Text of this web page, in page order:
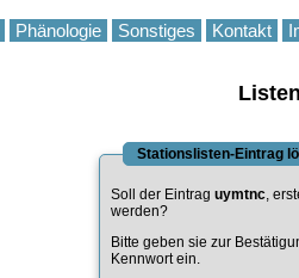
Phänologie Sonstiges Kontakt
Stationslisten-Eintrag
Soll der Eintrag uymtnc,
werden?
Bitte geben sie zur
Kennwort ein.